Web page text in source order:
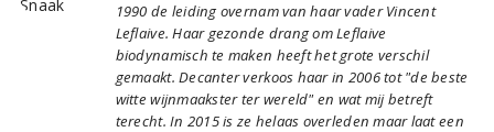
1990 de leiding overnam van haar vader Vincent
Leflaive. Haar gezonde drang om Leflaive
biodynamisch te maken heeft het grote verschil
gemaakt. Decanter verkoos haar in 2006 tot "de beste
witte wijnmaakster ter wereld" en wat mij betreft
terecht. In 2015 is ze helaas overleden maar laat een